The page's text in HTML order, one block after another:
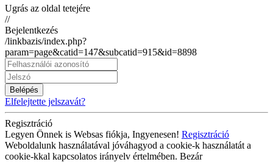
Ugrás az oldal tetejére
//
Bejelentkezés
/linkbazis/index.php?
param=page&catid=147&subcatid=915&id=8898
Belépés
Elfelejtette jelszavát?
Regisztráció
Legyen Önnek is Websas fiókja, Ingyenesen! Regisztráció
Weboldalunk használatával jóváhagyod a cookie-k használatát a
cookie-kkal kapcsolatos irányelv értelmében. Bezár